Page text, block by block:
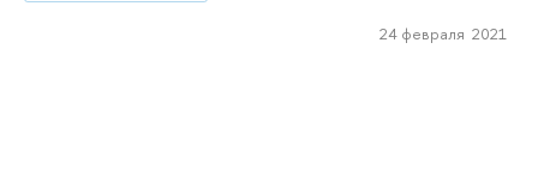
24 февраля 2021